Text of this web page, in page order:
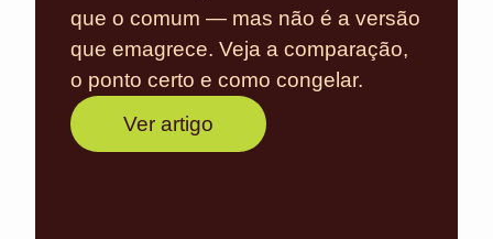
que o comum — mas não é a versão
que emagrece. Veja a comparação,
o ponto certo e como congelar.
Ver artigo